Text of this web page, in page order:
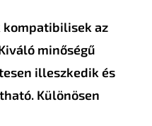
kompatibilisek az
minőségű
illeszkedik és
Különösen